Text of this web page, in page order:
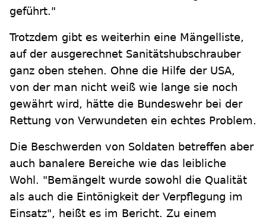
geführt."
Trotzdem gibt es weiterhin eine Mängelliste,
auf der ausgerechnet Sanitätshubschrauber
ganz oben stehen. Ohne die Hilfe der USA,
von der man nicht weiß wie lange sie noch
gewährt wird, hätte die Bundeswehr bei der
Rettung von Verwundeten ein echtes Problem.
Die Beschwerden von Soldaten betreffen aber
auch banalere Bereiche wie das leibliche
Wohl. "Bemängelt wurde sowohl die Qualität
als auch die Eintönigkeit der Verpflegung im
Einsatz", heißt es im Bericht. Zu einem